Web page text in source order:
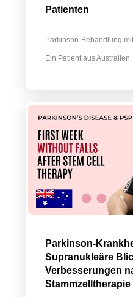
Patienten
Parkinson-Behandlung
Ein Patient aus Australien
Parkinson-
Supranukleäre
Verbesserungen
Stammzelltherapie